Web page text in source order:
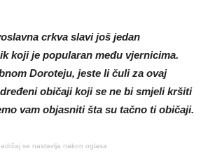
crkva slavi još jedan
koji je popularan među vjernicima.
Doroteju, jeste li čuli za ovaj
običaji koji se ne bi smjeli kršiti
vam objasniti šta su tačno ti običaji.
se nastavlja nakon oglasa